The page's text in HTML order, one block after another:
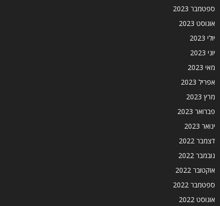
ספטמבר 2023
אוגוסט 2023
יולי 2023
יוני 2023
מאי 2023
אפריל 2023
מרץ 2023
פברואר 2023
ינואר 2023
דצמבר 2022
נובמבר 2022
אוקטובר 2022
ספטמבר 2022
אוגוסט 2022